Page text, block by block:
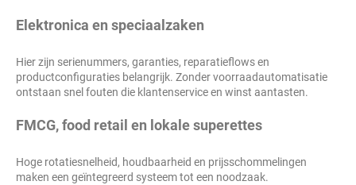
Elektronica en speciaalzaken
Hier zijn serienummers, garanties, reparatieflows en
productconfiguraties belangrijk. Zonder voorraadautomatisatie
ontstaan snel fouten die klantenservice en winst aantasten.
FMCG, food retail en lokale superettes
Hoge rotatiesnelheid, houdbaarheid en prijsschommelingen
maken een geïntegreerd systeem tot een noodzaak.